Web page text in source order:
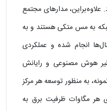
پردازشی متراکم فراهم خواهد کرد. علاوه‌‎براین، مدارهای مجتمع
به مس متکی هستند و به
انجام شده و عملکردی
هوش مصنوعی و رایانش
به منظور توسعه هر مرکز
هر مگاوات ظرفیت برق به